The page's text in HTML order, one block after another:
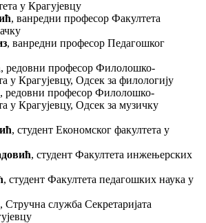
у Крагујевцу
, ванредни професор Факултета
, ванредни професор Педагошког
, редовни професор Филолошко-
у Крагујевцу, Одсек за филологију
, редовни професор Филолошко-
у Крагујевцу, Одсек за музичку
, студент Економског факултета у
, студент Факултета инжењерских
, студент Факултета педагошких наука у
, Стручна служба Секретаријата